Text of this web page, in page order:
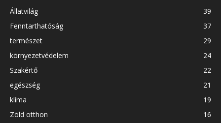
Állatvilág
39
Fenntarthatóság
37
természet
29
környezetvédelem
24
Szakértő
22
egészség
21
klíma
19
Zöld otthon
16